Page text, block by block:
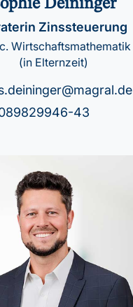
Deininger
Zinssteuerung
Wirtschaftsmathematik
(in Elternzeit)
43